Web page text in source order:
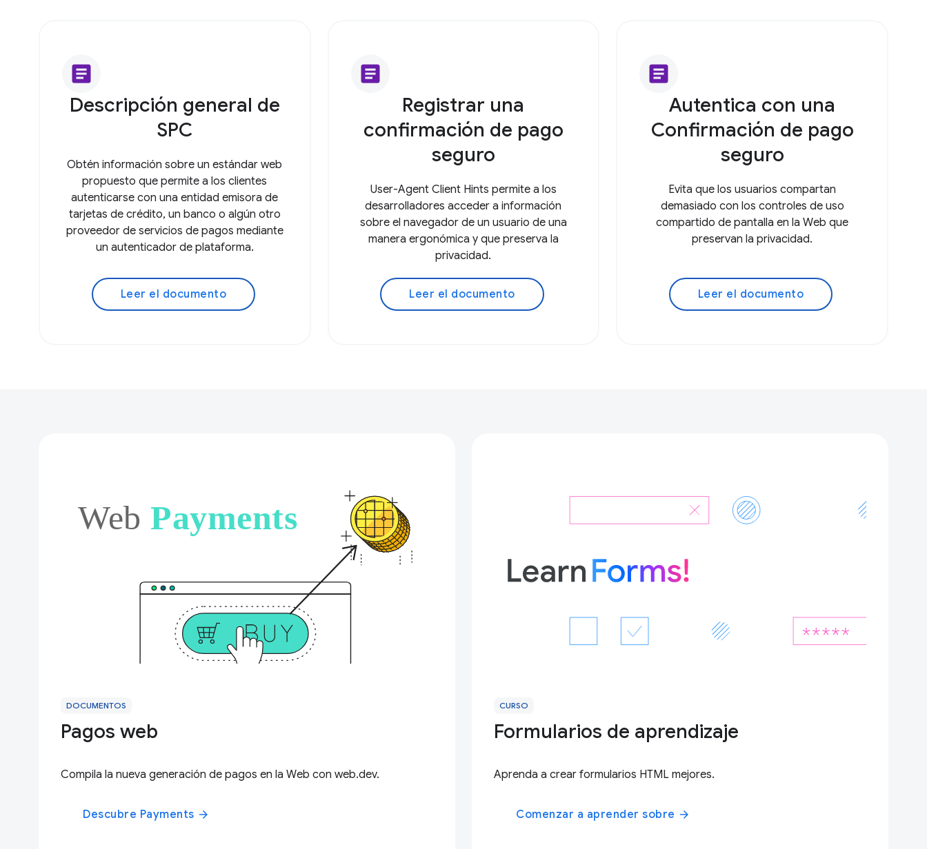
article
Descripción general de
SPC
Obtén información sobre un estándar web
propuesto que permite a los clientes
autenticarse con una entidad emisora de
tarjetas de crédito, un banco o algún otro
proveedor de servicios de pagos mediante
un autenticador de plataforma.
Leer el documento
article
Registrar una
confirmación de pago
seguro
User-Agent Client Hints permite a los
desarrolladores acceder a información
sobre el navegador de un usuario de una
manera ergonómica y que preserva la
privacidad.
Leer el documento
article
Autentica con una
Confirmación de pago
seguro
Evita que los usuarios compartan
demasiado con los controles de uso
compartido de pantalla en la Web que
preservan la privacidad.
Leer el documento
DOCUMENTOS
Pagos web
Compila la nueva generación de pagos en la Web con web.dev.
Descubre Payments arrow_forward
CURSO
Formularios de aprendizaje
Aprenda a crear formularios HTML mejores.
Comenzar a aprender sobre arrow_forward